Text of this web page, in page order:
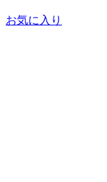
お気に入り